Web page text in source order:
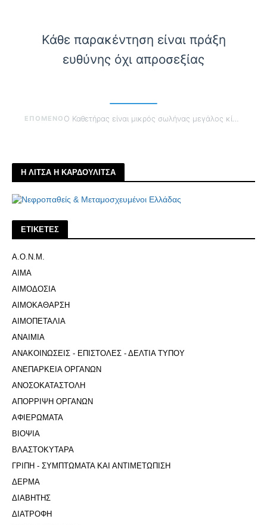
Κάθε παρακέντηση είναι πράξη
ευθύνης όχι απροσεξίας
ΕΠΟΜΕΝΟ Ο Καθετήρας είναι μικρός σωλήνας μεγάλος κίνδυνος
Η ΛΙΤΣΑ Η ΚΑΡΔΟΥΛΙΤΣΑ
ΕΤΙΚΕΤΕΣ
Α.Ο.Ν.Μ.
ΑΙΜΑ
ΑΙΜΟΔΟΣΙΑ
ΑΙΜΟΚΑΘΑΡΣΗ
ΑΙΜΟΠΕΤΑΛΙΑ
ΑΝΑΙΜΙΑ
ΑΝΑΚΟΙΝΩΣΕΙΣ - ΕΠΙΣΤΟΛΕΣ - ΔΕΛΤΙΑ ΤΥΠΟΥ
ΑΝΕΠΑΡΚΕΙΑ ΟΡΓΑΝΩΝ
ΑΝΟΣΟΚΑΤΑΣΤΟΛΗ
ΑΠΟΡΡΙΨΗ ΟΡΓΑΝΩΝ
ΑΦΙΕΡΩΜΑΤΑ
ΒΙΟΨΙΑ
ΒΛΑΣΤΟΚΥΤΑΡΑ
ΓΡΙΠΗ - ΣΥΜΠΤΩΜΑΤΑ ΚΑΙ ΑΝΤΙΜΕΤΩΠΙΣΗ
ΔΕΡΜΑ
ΔΙΑΒΗΤΗΣ
ΔΙΑΤΡΟΦΗ